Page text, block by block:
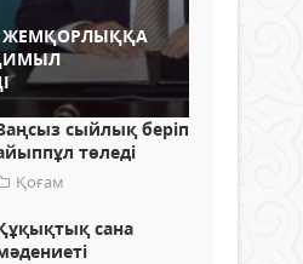
ЖЕМҚОРЛЫҚҚА
сыйлық беріп
төледі
Қоғам
сана